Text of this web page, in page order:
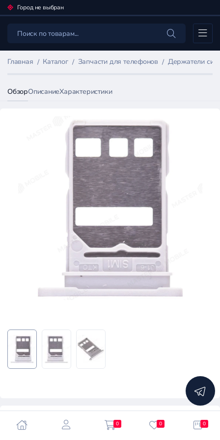
Город не выбран
Каталог
Главная Каталог Запчасти для телефонов Держатели
ОбзорОписаниеХарактеристики
5.0
0 0 0